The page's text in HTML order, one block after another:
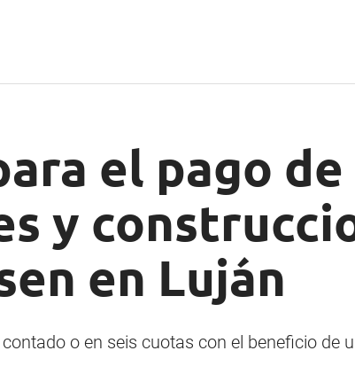
el pago de
y
en Luján
o en seis cuotas con el beneficio de